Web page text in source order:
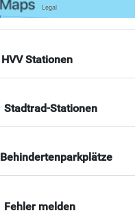
HVV Stationen
Stadtrad-Stationen
Behindertenparkplätze
Fehler melden